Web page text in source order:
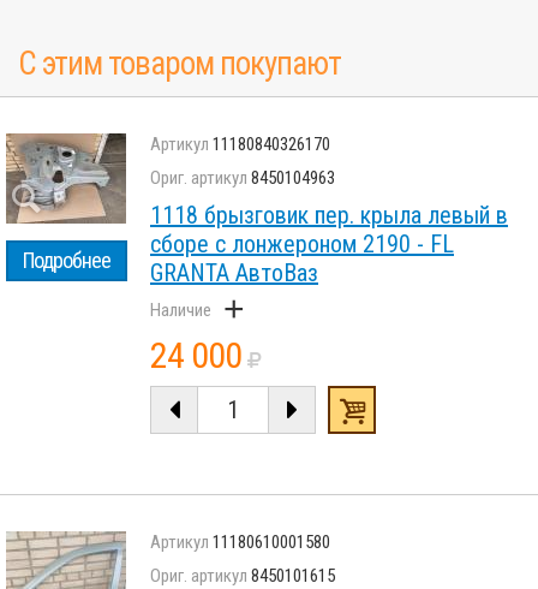
С этим товаром покупают
Подробнее
11180840326170
8450104963
1118 брызговик пер. крыла левый в
сборе с лонжероном 2190 - FL
GRANTA АвтоВаз
+
24 000
11180610001580
8450101615